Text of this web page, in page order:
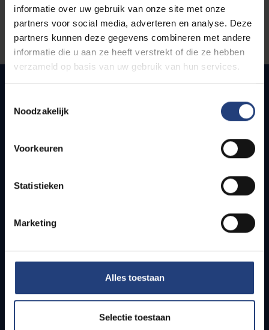
informatie over uw gebruik van onze site met onze
partners voor social media, adverteren en analyse. Deze
partners kunnen deze gegevens combineren met andere
informatie die u aan ze heeft verstrekt of die ze hebben
verzameld op basis van uw gebruik van hun services.
Noodzakelijk
Voorkeuren
Statistieken
Marketing
Alles toestaan
Selectie toestaan
Quick links
How to get to the VUB campuses
Students
PhD students